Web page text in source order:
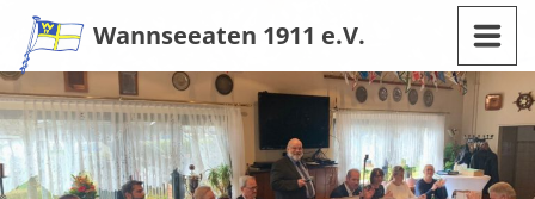
Zum
Inhalt
Wannseeaten 1911 e.V.